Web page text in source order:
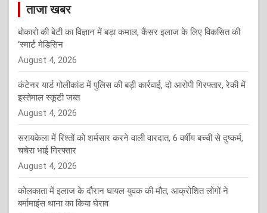
ताजा खबर
बोकारो की बेटी का विज्ञान में बड़ा कमाल, कैंसर इलाज के लिए विकसित की
‘स्मार्ट मेडिसिन
August 4, 2026
कंटेनर यार्ड गोलीकांड में पुलिस की बड़ी कार्रवाई, दो आरोपी गिरफ्तार, रेकी में
इस्तेमाल स्कूटी जब्त
August 4, 2026
सरायकेला में रिश्तों को शर्मसार करने वाली वारदात, 6 वर्षीय बच्ची से दुष्कर्म,
चचेरा भाई गिरफ्तार
August 4, 2026
कोलकाता में इलाज के दौरान घायल युवक की मौत, आक्रोशित लोगों ने
बर्मामाइंस थाना का किया घेराव